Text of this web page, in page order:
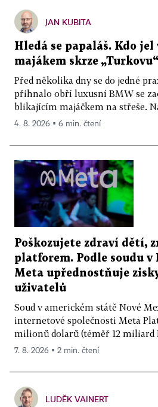
JAN KUBITA
Hledá se papaláš. Kdo jel
majákem skrze
Před několika dny se do jedné
přihnalo obří luxusní BMW se
blikajícím majáčkem na střeše.
4. 8. 2026 ▪ 6 min. čtení
Poškozujete zdraví dětí,
platforem. Podle soudu v
Meta upřednostňuje
uživatelů
Soud v americkém státě Nové
internetové společnosti Meta
milionů dolarů (téměř 12 miliard
7. 8. 2026 ▪ 2 min. čtení
LUDĚK VAINERT